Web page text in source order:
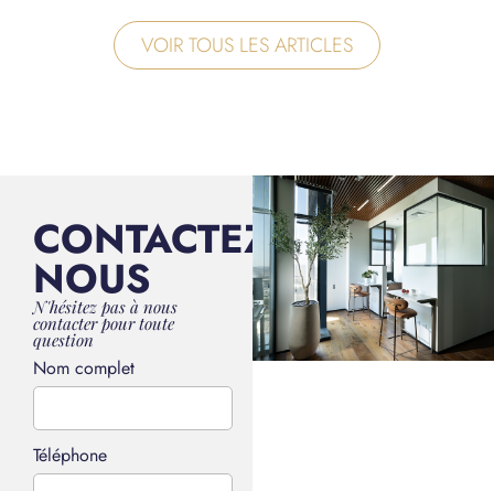
VOIR TOUS LES ARTICLES
CONTACTEZ-
NOUS
N'hésitez pas à nous
contacter pour toute
question
Nom complet
Téléphone